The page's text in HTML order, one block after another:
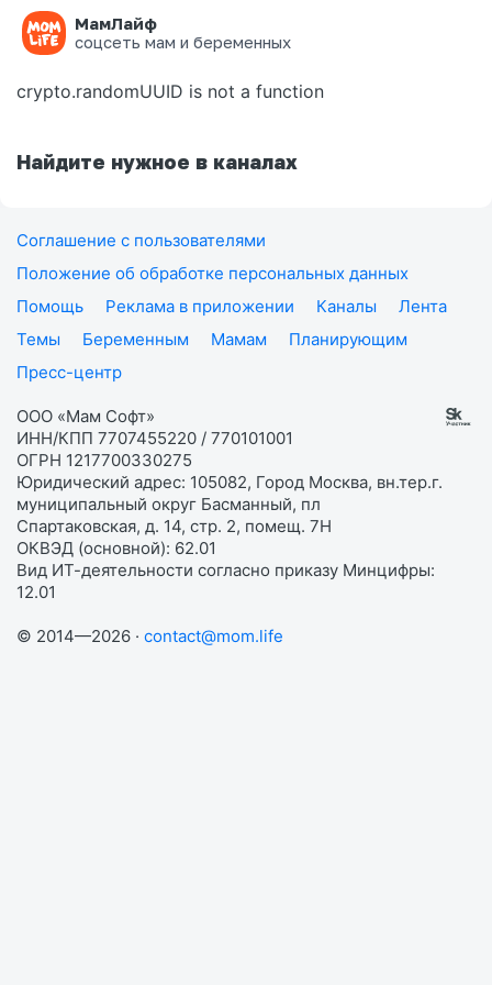
МамЛайф
соцсеть мам и беременных
Ошибка на странице
crypto.randomUUID is not a function
Найдите нужное в каналах
Соглашение с пользователями
Положение об обработке персональных данных
Помощь
Реклама в приложении Каналы
Лента
Темы
Беременным Мамам
Планирующим
Пресс-центр
ООО «Мам Софт»
ИНН/КПП 7707455220 / 770101001
ОГРН 1217700330275
Юридический адрес: 105082, Город Москва, вн.тер.г.
муниципальный округ Басманный, пл
Спартаковская, д. 14, стр. 2, помещ. 7Н
ОКВЭД (основной): 62.01
Вид ИТ-деятельности согласно приказу Минцифры:
12.01
© 2014—2026 · contact@mom.life